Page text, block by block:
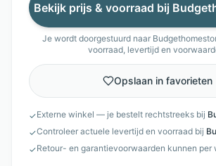
Bekijk prijs & voorraad bij
Je wordt doorgestuurd naar
voorraad, levertijd en
Opslaan in favorieten
✓Externe winkel — je bestelt rechtstreeks bij
✓Controleer actuele levertijd en voorraad bij
✓Retour- en garantievoorwaarden kunnen per